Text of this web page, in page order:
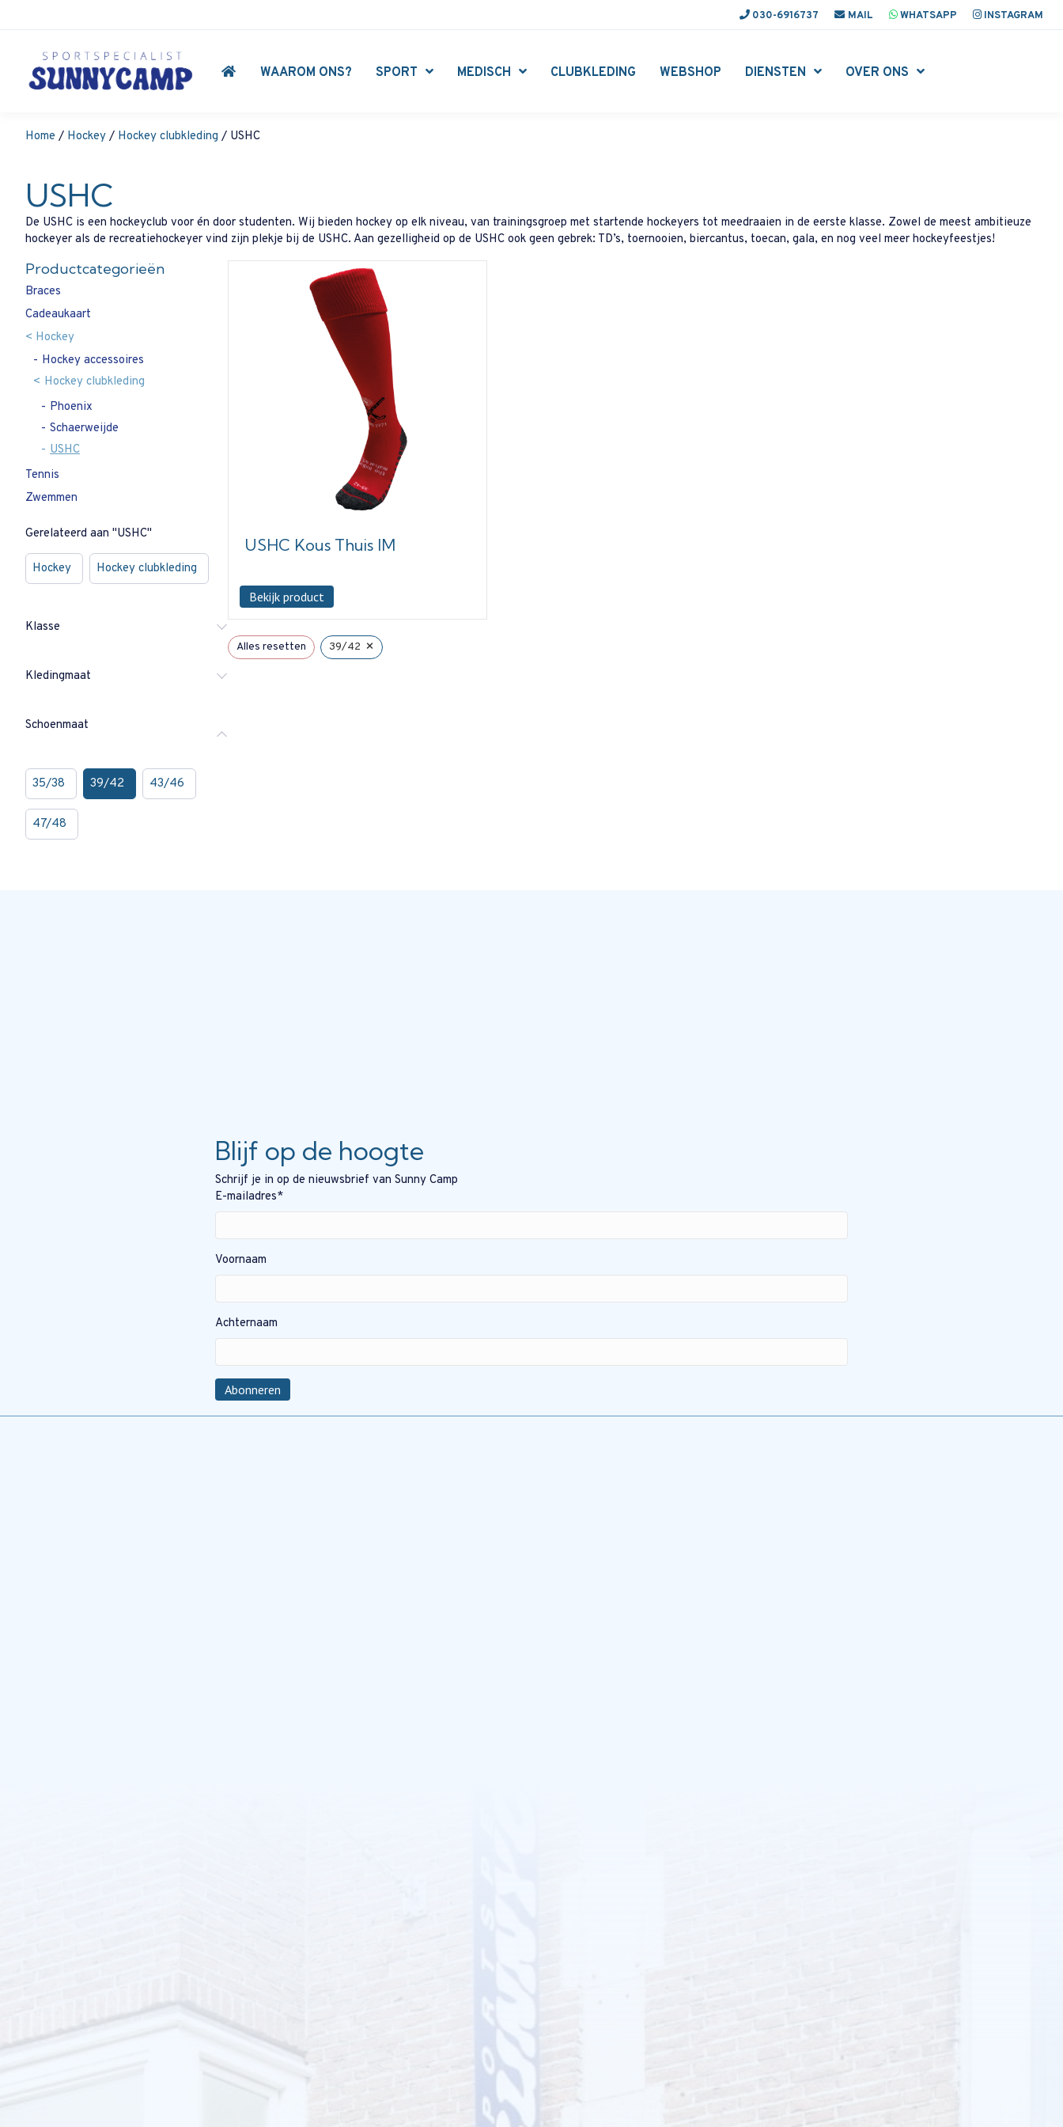
030-6916737 MAIL WHATSAPP INSTAGRAM
WAAROM ONS? SPORT MEDISCH CLUBKLEDING WEBSHOP DIENSTEN OVER ONS
Home / Hockey / Hockey clubkleding / USHC
USHC
De USHC is een hockeyclub voor én door studenten. Wij bieden hockey op elk niveau, van trainingsgroep met startende hockeyers tot meedraaien in de eerste klasse. Zowel de meest ambitieuze
hockeyer als de recreatiehockeyer vind zijn plekje bij de USHC. Aan gezelligheid op de USHC ook geen gebrek: TD’s, toernooien, biercantus, toecan, gala, en nog veel meer hockeyfeestjes!
Productcategorieën
Braces
Cadeaukaart
Hockey
Hockey accessoires
Hockey clubkleding
Phoenix
Schaerweijde
USHC
Tennis
Zwemmen
Gerelateerd aan "USHC"
Hockey Hockey clubkleding
Klasse
Kledingmaat
Schoenmaat
35/38 39/42 43/46
47/48
USHC Kous Thuis IM
Bekijk product
Alles resetten 39/42 ×
Blijf op de hoogte
Schrijf je in op de nieuwsbrief van Sunny Camp
E-mailadres*
Voornaam
Achternaam
Abonneren